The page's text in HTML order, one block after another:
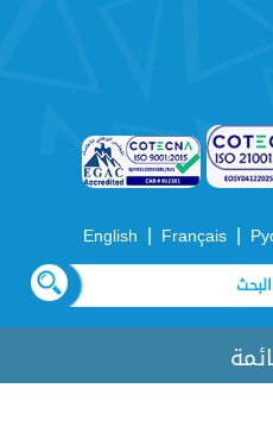
|
Français
|
English